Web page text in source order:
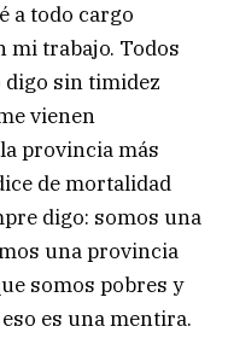
a todo cargo
mi trabajo. Todos
digo sin timidez
vienen
provincia más
de mortalidad
digo: somos una
una provincia
somos pobres y
es una mentira.